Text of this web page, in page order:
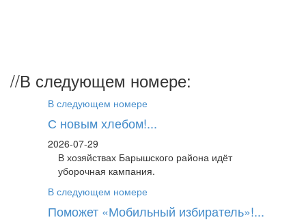
//В следующем номере:
В следующем номере
С новым хлебом!...
2026-07-29
В хозяйствах Барышского района идёт
уборочная кампания.
В следующем номере
Поможет «Мобильный избиратель»!...